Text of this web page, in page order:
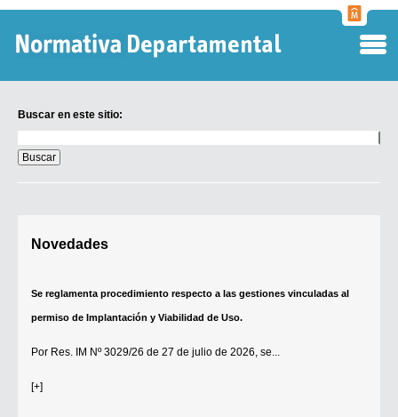
Buscar en este sitio:
en
este
sitio:
Novedades
Se reglamenta procedimiento respecto a las gestiones vinculadas al
permiso de Implantación y Viabilidad de Uso.
Por Res. IM Nº 3029/26 de 27 de julio de 2026, se...
[+]